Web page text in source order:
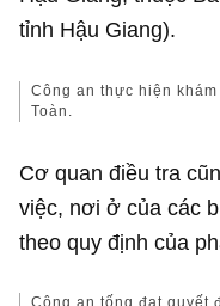
tỉnh Hậu Giang).
Công an thực hiện
Toàn.
Cơ quan điều tra
việc, nơi ở của các
theo quy định của
Công an tống đạt quyết